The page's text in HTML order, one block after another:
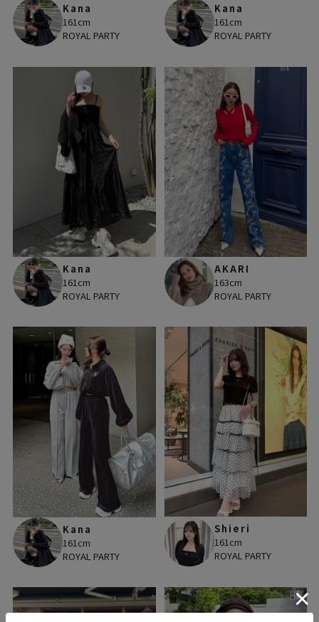
Kana
161cm
ROYAL PARTY
Kana
161cm
ROYAL PARTY
Kana
161cm
ROYAL PARTY
AKARI
163cm
ROYAL PARTY
Kana
161cm
ROYAL PARTY
Shieri
161cm
ROYAL PARTY